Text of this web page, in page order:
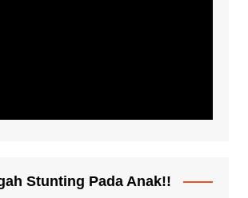
Stunting Pada Anak!!